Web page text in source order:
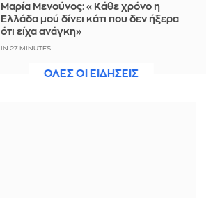
Μαρία Μενούνος: «Κάθε χρόνο η
Ελλάδα μού δίνει κάτι που δεν ήξερα
ότι είχα ανάγκη»
IN 27 MINUTES
Η ξηρασία απειλεί την
ΟΛΕΣ ΟΙ ΕΙΔΗΣΕΙΣ